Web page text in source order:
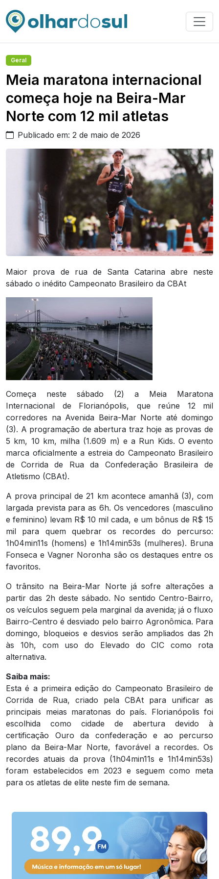
Geral
Meia maratona internacional
começa hoje na Beira-Mar
Norte com 12 mil atletas
Publicado em: 2 de maio de 2026
Maior prova de rua de Santa Catarina abre neste
sábado o inédito Campeonato Brasileiro da CBAt
Começa neste sábado (2) a Meia Maratona
Internacional de Florianópolis, que reúne 12 mil
corredores na Avenida Beira-Mar Norte até domingo
(3). A programação de abertura traz hoje as provas de
5 km, 10 km, milha (1.609 m) e a Run Kids. O evento
marca oficialmente a estreia do Campeonato Brasileiro
de Corrida de Rua da Confederação Brasileira de
Atletismo (CBAt).
A prova principal de 21 km acontece amanhã (3), com
largada prevista para as 6h. Os vencedores (masculino
e feminino) levam R$ 10 mil cada, e um bônus de R$ 15
mil para quem quebrar os recordes do percurso:
1h04min11s (homens) e 1h14min53s (mulheres). Bruna
Fonseca e Vagner Noronha são os destaques entre os
favoritos.
O trânsito na Beira-Mar Norte já sofre alterações a
partir das 2h deste sábado. No sentido Centro-Bairro,
os veículos seguem pela marginal da avenida; já o fluxo
Bairro-Centro é desviado pelo bairro Agronômica. Para
domingo, bloqueios e desvios serão ampliados das 2h
às 10h, com uso do Elevado do CIC como rota
alternativa.
Saiba mais:
Esta é a primeira edição do Campeonato Brasileiro de
Corrida de Rua, criado pela CBAt para unificar as
principais meias maratonas do país. Florianópolis foi
escolhida como cidade de abertura devido à
certificação Ouro da confederação e ao percurso
plano da Beira-Mar Norte, favorável a recordes. Os
recordes atuais da prova (1h04min11s e 1h14min53s)
foram estabelecidos em 2023 e seguem como meta
para os atletas de elite neste fim de semana.